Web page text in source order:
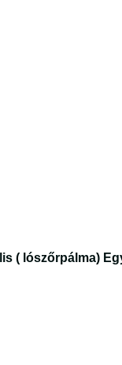
( lószőrpálma)